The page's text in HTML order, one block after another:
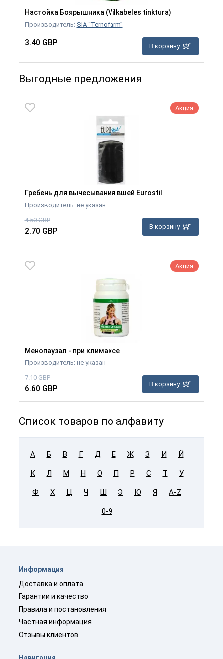
Настойка Боярышника (Vilkabeles tinktura)
Производитель: SIA “Ternofarm”
3.40 GBP В корзину
Выгодные предложения
Акция
Гребень для вычесывания вшей Eurostil
Производитель: не указан
4.50 GBP
2.70 GBP В корзину
Акция
Менопаузал - при климаксе
Производитель: не указан
7.10 GBP
6.60 GBP В корзину
Список товаров по алфавиту
А Б В Г Д Е Ж З И Й
К Л М Н О П Р С Т У
Ф Х Ц Ч Ш Э Ю Я A-Z
0-9
Информация
Доставка и оплата
Гарантии и качество
Правила и постановления
Частная информация
Отзывы клиентов